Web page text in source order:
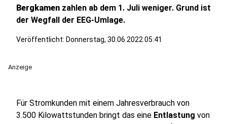
Bergkamen zahlen ab dem 1. Juli weniger. Grund ist
der Wegfall der EEG-Umlage.
Veröffentlicht: Donnerstag, 30.06.2022 05:41
Anzeige
Für Stromkunden mit einem Jahresverbrauch von
3.500 Kilowattstunden bringt das eine Entlastung von